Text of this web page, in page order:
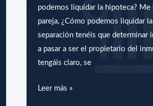
podemos liquidar la hipoteca? Me
pareja, ¿Cómo podemos liquidar
separación tenéis que determinar
a pasar a ser el propietario del
tengáis claro, se
Me
Leer más »